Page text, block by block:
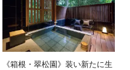
《箱根・翠松園》装い新たに生